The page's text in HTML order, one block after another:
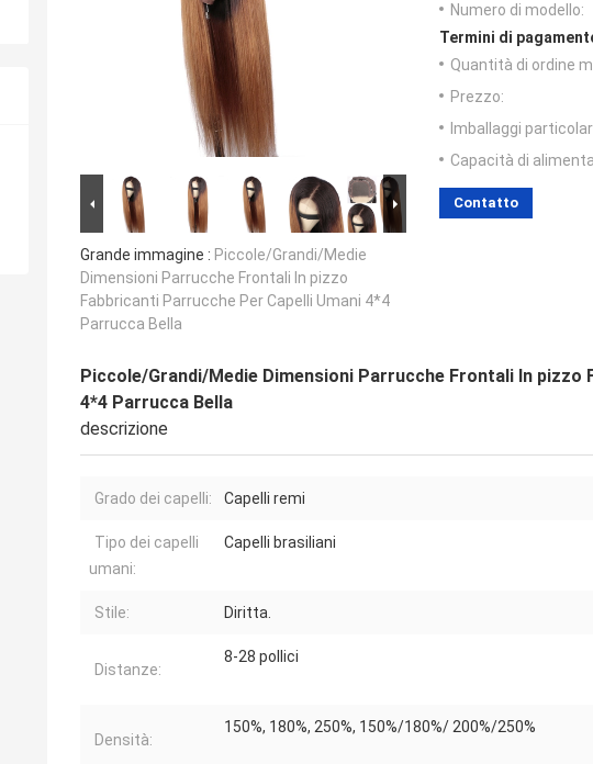
Grande immagine : Piccole/Grandi/Medie
Dimensioni Parrucche Frontali In pizzo
Fabbricanti Parrucche Per Capelli Umani 4*4
Parrucca Bella
Numero di modello:
Termini di
Quantità di ordine
Prezzo:
Imballaggi
Capacità di
Contatto
Piccole/Grandi/Medie Dimensioni Parrucche Frontali In pizzo
4*4 Parrucca Bella
descrizione
Grado dei capelli: Capelli remi
Tipo dei capelli
umani:
Capelli brasiliani
Stile: Diritta.
Distanze:
8-28 pollici
Densità:
150%, 180%, 250%, 150%/180%/ 200%/250%